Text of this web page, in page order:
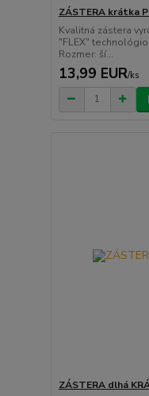
ZÁSTERA krátka
Kvalitná zástera
"FLEX"
Rozmer: ší...
13,99 EUR/ks
ZÁSTERA dlhá